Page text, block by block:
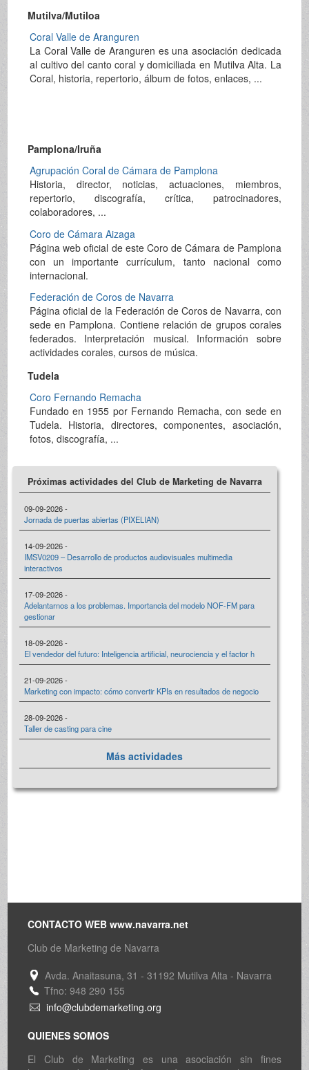
Mutilva/Mutiloa
Coral Valle de Aranguren
La Coral Valle de Aranguren es una asociación dedicada
al cultivo del canto coral y domiciliada en Mutilva Alta. La
Coral, historia, repertorio, álbum de fotos, enlaces, ...
Pamplona/Iruña
Agrupación Coral de Cámara de Pamplona
Historia, director, noticias, actuaciones, miembros,
repertorio, discografía, crítica, patrocinadores,
colaboradores, ...
Coro de Cámara Aizaga
Página web oficial de este Coro de Cámara de Pamplona
con un importante currículum, tanto nacional como
internacional.
Federación de Coros de Navarra
Página oficial de la Federación de Coros de Navarra, con
sede en Pamplona. Contiene relación de grupos corales
federados. Interpretación musical. Información sobre
actividades corales, cursos de música.
Tudela
Coro Fernando Remacha
Fundado en 1955 por Fernando Remacha, con sede en
Tudela. Historia, directores, componentes, asociación,
fotos, discografía, ...
Próximas actividades del Club de Marketing de Navarra
09-09-2026 -
Jornada de puertas abiertas (PIXELIAN)
14-09-2026 -
IMSV0209 – Desarrollo de productos audiovisuales multimedia
interactivos
17-09-2026 -
Adelantarnos a los problemas. Importancia del modelo NOF-FM para
gestionar
18-09-2026 -
El vendedor del futuro: Inteligencia artificial, neurociencia y el factor h
21-09-2026 -
Marketing con impacto: cómo convertir KPIs en resultados de negocio
28-09-2026 -
Taller de casting para cine
Más actividades
CONTACTO WEB www.navarra.net
Club de Marketing de Navarra
Avda. Anaitasuna, 31 - 31192 Mutilva Alta - Navarra
Tfno: 948 290 155
info@clubdemarketing.org
QUIENES SOMOS
El Club de Marketing es una asociación sin fines